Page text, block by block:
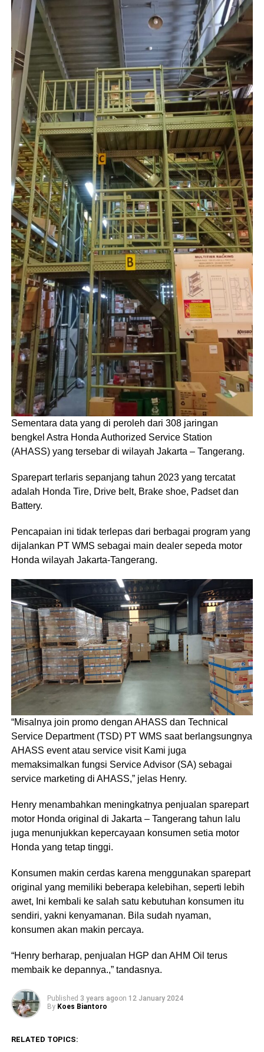
Sementara data yang di peroleh dari 308 jaringan
bengkel Astra Honda Authorized Service Station
(AHASS) yang tersebar di wilayah Jakarta – Tangerang.
Sparepart terlaris sepanjang tahun 2023 yang tercatat
adalah Honda Tire, Drive belt, Brake shoe, Padset dan
Battery.
Pencapaian ini tidak terlepas dari berbagai program yang
dijalankan PT WMS sebagai main dealer sepeda motor
Honda wilayah Jakarta-Tangerang.
“Misalnya join promo dengan AHASS dan Technical
Service Department (TSD) PT WMS saat berlangsungnya
AHASS event atau service visit Kami juga
memaksimalkan fungsi Service Advisor (SA) sebagai
service marketing di AHASS,” jelas Henry.
Henry menambahkan meningkatnya penjualan sparepart
motor Honda original di Jakarta – Tangerang tahun lalu
juga menunjukkan kepercayaan konsumen setia motor
Honda yang tetap tinggi.
Konsumen makin cerdas karena menggunakan sparepart
original yang memiliki beberapa kelebihan, seperti lebih
awet, Ini kembali ke salah satu kebutuhan konsumen itu
sendiri, yakni kenyamanan. Bila sudah nyaman,
konsumen akan makin percaya.
“Henry berharap, penjualan HGP dan AHM Oil terus
membaik ke depannya.,” tandasnya.
Published 3 years agoon 12 January 2024
By Koes Biantoro
RELATED TOPICS: